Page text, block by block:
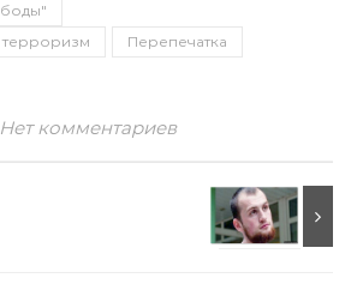
Перепечатка
Нет комментариев